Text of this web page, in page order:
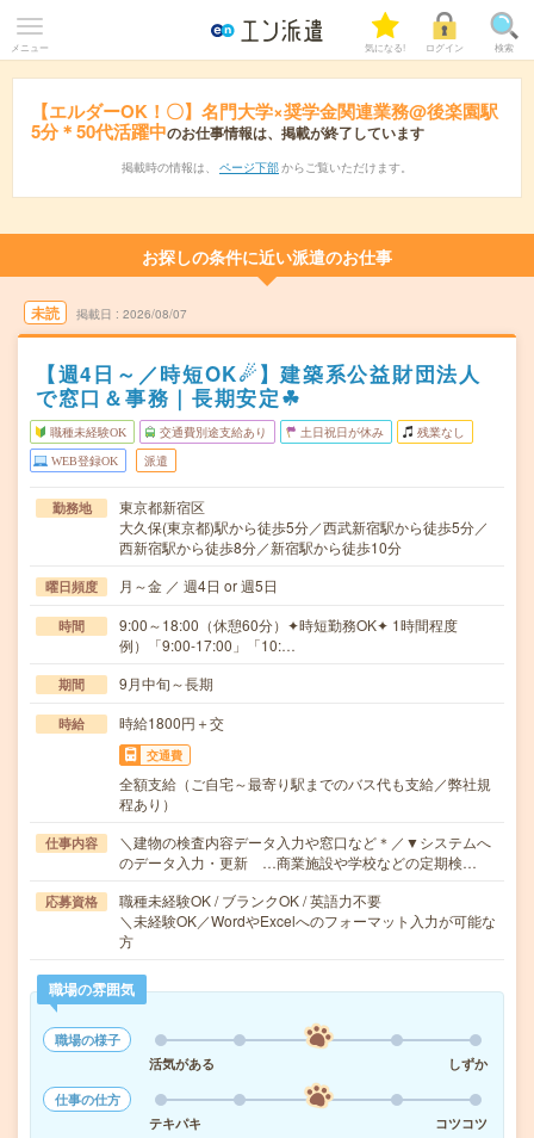
メニュー 気になる! ログイン 検索
【エルダーOK！〇】名門大学×奨学金関連業務@後楽園駅
5分＊50代活躍中のお仕事情報は、掲載が終了しています
掲載時の情報は、 ページ下部 からご覧いただけます。
お探しの条件に近い派遣のお仕事
未読 掲載日 2026/08/07
【週4日～／時短OK☄】建築系公益財団法人
で窓口＆事務｜長期安定☘︎
職種未経験OK 交通費別途支給あり 土日祝日が休み 残業なし
WEB登録OK 派遣
勤務地
東京都新宿区
大久保(東京都)駅から徒歩5分／西武新宿駅から徒歩5分／
西新宿駅から徒歩8分／新宿駅から徒歩10分
曜日頻度 月～金 ／ 週4日 or 週5日
時間
9:00～18:00（休憩60分）✦時短勤務OK✦ 1時間程度
例）「9:00-17:00」「10:…
期間 9月中旬～長期
時給 時給1800円＋交
交通費
全額支給（ご自宅～最寄り駅までのバス代も支給／弊社規
程あり）
仕事内容
＼建物の検査内容データ入力や窓口など＊／▼システムへ
のデータ入力・更新 …商業施設や学校などの定期検…
応募資格
職種未経験OK / ブランクOK / 英語力不要
＼未経験OK／WordやExcelへのフォーマット入力が可能な
方
職場の雰囲気
職場の様子
活気がある
しずか
仕事の仕方
テキパキ
コツコツ